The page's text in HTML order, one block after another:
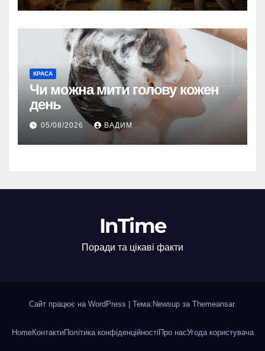
КРАСА
Чи можна мити голову кожен
день
05/08/2026 ВАДИМ
InTime
Поради та цікаві факти
Сайт працює на WordPress | Тема:Newsup за Themeansar.
HomeКонтактиПолітика конфіденційності Про насУгода користувача